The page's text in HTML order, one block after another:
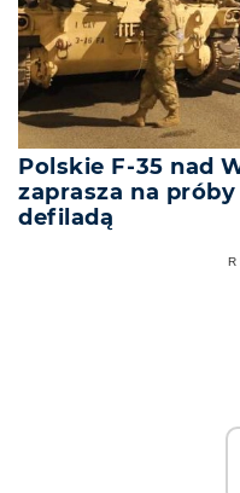
Polskie F-35 nad
zaprasza na
defiladą